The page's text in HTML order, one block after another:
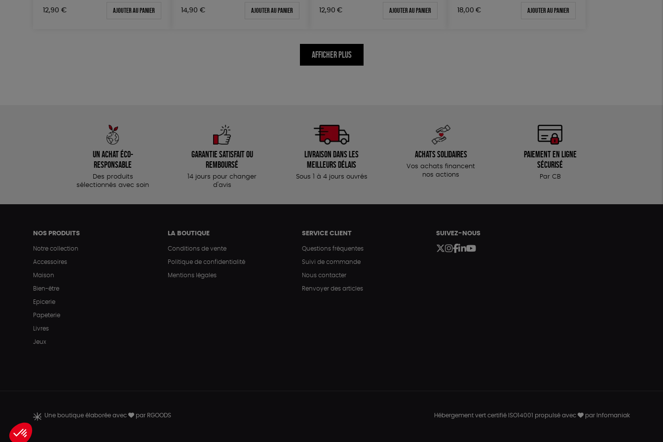
12,90 € Ajouter au panier 14,90 € Ajouter au panier 12,90 € Ajouter au panier 18,00 € Ajouter au panier
AFFICHER PLUS
Un achat éco-
responsable
Des produits
sélectionnés avec soin
Garantie satisfait ou
remboursé
14 jours pour changer
d'avis
Livraison dans les
meilleurs délais
Sous 1 à 4 jours ouvrés
Achats solidaires
Vos achats financent
nos actions
Paiement en ligne
sécurisé
Par CB
NOS PRODUITS
Notre collection
Accessoires
Maison
Bien-être
Epicerie
Papeterie
Livres
Jeux
LA BOUTIQUE
Conditions de vente
Politique de confidentialité
Mentions légales
SERVICE CLIENT
Questions fréquentes
Suivi de commande
Nous contacter
Renvoyer des articles
SUIVEZ-NOUS
Une boutique élaborée avec par RGOODS Hébergement vert certifié ISO14001 propulsé avec par Infomaniak